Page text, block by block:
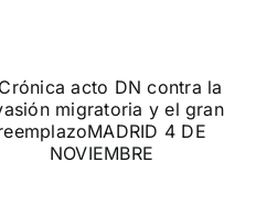
DN ante las
protestas contra el
Gobierno